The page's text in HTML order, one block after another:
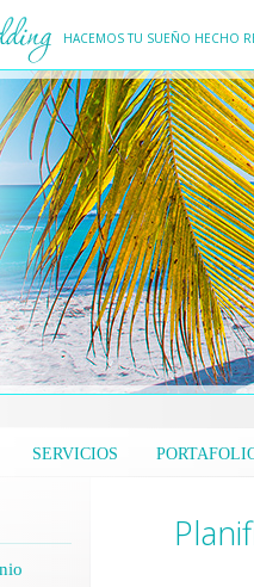
HACEMOS TU SUEÑO HECHO
SERVICIOS